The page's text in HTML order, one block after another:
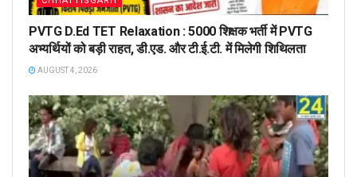
PVTG D.Ed TET Relaxation : 5000 शिक्षक भर्ती में PVTG
अभ्यर्थियों को बड़ी राहत, डी.एड. और टी.ई.टी. में मिलेगी शिथिलता
AUGUST 4, 2026